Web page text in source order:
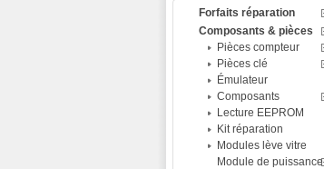
Forfaits réparation
Composants & pièces
Pièces compteur
Pièces clé
Émulateur
Composants
Lecture EEPROM
Kit réparation
Modules lève vitre
Module de puissance